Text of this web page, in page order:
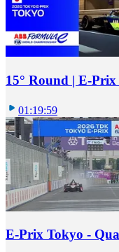
15° Round | E-
01:19:59
E-Prix Tokyo -